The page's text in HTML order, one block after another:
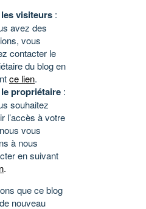
visiteurs :
avez des
vous
contacter le
du blog en
ce lien.
propriétaire :
souhaitez
l’accès à votre
vous
à nous
en suivant
.
que ce blog
nouveau